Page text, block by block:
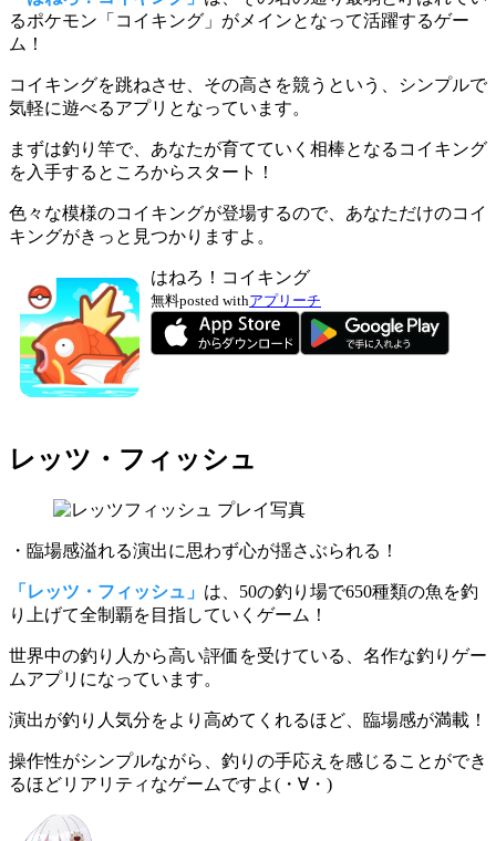
るポケモン「コイキング」がメインとなって活躍するゲー
ム！
コイキングを跳ねさせ、その高さを競うという、シンプルで
気軽に遊べるアプリ となっています。
まずは釣り竿で、あなたが育てていく相棒となるコイキング
を入手するところからスタート！
色々な模様のコイキングが登場するので、あなただけのコイ
キングがきっと見つかりますよ。
はねろ！コイキング
無料posted withアプリーチ
レッツ・フィッシュ
・臨場感溢れる演出に思わず心が揺さぶられる！
「レッツ・フィッシュ」 は、50の釣り場で650種類の魚を釣
り上げて全制覇を目指していくゲーム！
世界中の釣り人から高い評価を受けている
、名作な釣りゲー
ムアプリになっています。
演出が釣り人気分をより高めてくれるほど、臨場感が満載！
操作性がシンプルながら、釣りの手応えを感じることができ
るほどリアリティなゲームですよ(・∀・)